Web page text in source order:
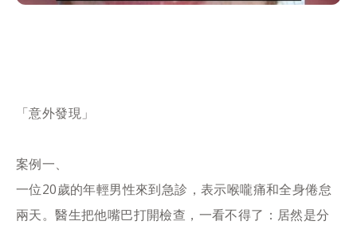
「意外發現」
案例一、
一位20歲的年輕男性來到急診，表示喉嚨痛和全身倦怠
兩天。醫生把他嘴巴打開檢查，一看不得了：居然是分